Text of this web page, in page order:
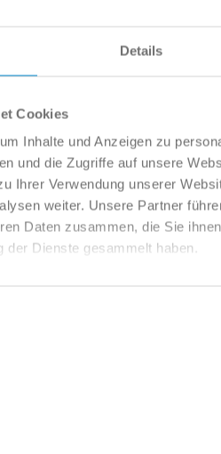
Details
Cookies
Inhalte und Anzeigen zu
und die Zugriffe auf unsere
Ihrer Verwendung unserer
weiter. Unsere Partner
Daten zusammen, die Sie
der Dienste gesammelt haben.
AHK KAMERA